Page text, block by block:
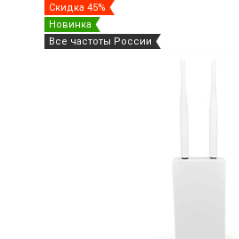
Скидка 45%
Новинка
Все частоты России